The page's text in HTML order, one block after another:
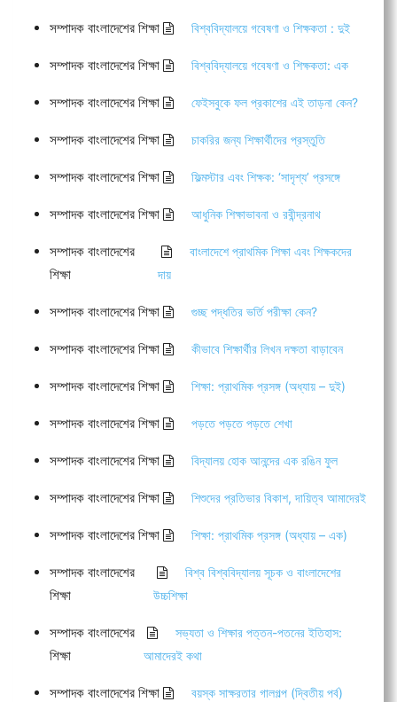
সম্পাদক বাংলাদেশের শিক্ষা বিশ্ববিদ্যালয়ে গবেষণা ও শিক্ষকতা : দুই
সম্পাদক বাংলাদেশের শিক্ষা বিশ্ববিদ্যালয়ে গবেষণা ও শিক্ষকতা: এক
সম্পাদক বাংলাদেশের শিক্ষা ফেইসবুকে ফল প্রকাশের এই তাড়না কেন?
সম্পাদক বাংলাদেশের শিক্ষা চাকরির জন্য শিক্ষার্থীদের প্রস্তুতি
সম্পাদক বাংলাদেশের শিক্ষা ফিল্মস্টার এবং শিক্ষক: ‘সাদৃশ্য’ প্রসঙ্গে
সম্পাদক বাংলাদেশের শিক্ষা আধুনিক শিক্ষাভাবনা ও রবীন্দ্রনাথ
সম্পাদক বাংলাদেশের
শিক্ষা
বাংলাদেশে প্রাথমিক শিক্ষা এবং শিক্ষকদের
দায়
সম্পাদক বাংলাদেশের শিক্ষা গুচ্ছ পদ্ধতির ভর্তি পরীক্ষা কেন?
সম্পাদক বাংলাদেশের শিক্ষা কীভাবে শিক্ষার্থীর লিখন দক্ষতা বাড়াবেন
সম্পাদক বাংলাদেশের শিক্ষা শিক্ষা: প্রাথমিক প্রসঙ্গ (অধ্যায় – দুই)
সম্পাদক বাংলাদেশের শিক্ষা পড়তে পড়তে পড়তে শেখা
সম্পাদক বাংলাদেশের শিক্ষা বিদ্যালয় হোক আনন্দের এক রঙিন ফুল
সম্পাদক বাংলাদেশের শিক্ষা শিশুদের প্রতিভার বিকাশ, দায়িত্ব আমাদেরই
সম্পাদক বাংলাদেশের শিক্ষা শিক্ষা: প্রাথমিক প্রসঙ্গ (অধ্যায় – এক)
সম্পাদক বাংলাদেশের
শিক্ষা
বিশ্ব বিশ্ববিদ্যালয় সূচক ও বাংলাদেশের
উচ্চশিক্ষা
সম্পাদক বাংলাদেশের
শিক্ষা
সভ্যতা ও শিক্ষার পত্তন-পতনের ইতিহাস:
আমাদেরই কথা
সম্পাদক বাংলাদেশের শিক্ষা বয়স্ক সাক্ষরতার গালগল্প (দ্বিতীয় পর্ব)